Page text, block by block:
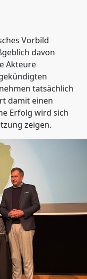
Vorbild
davon
Akteure
tatsächlich
damit einen
Erfolg wird sich
zeigen.